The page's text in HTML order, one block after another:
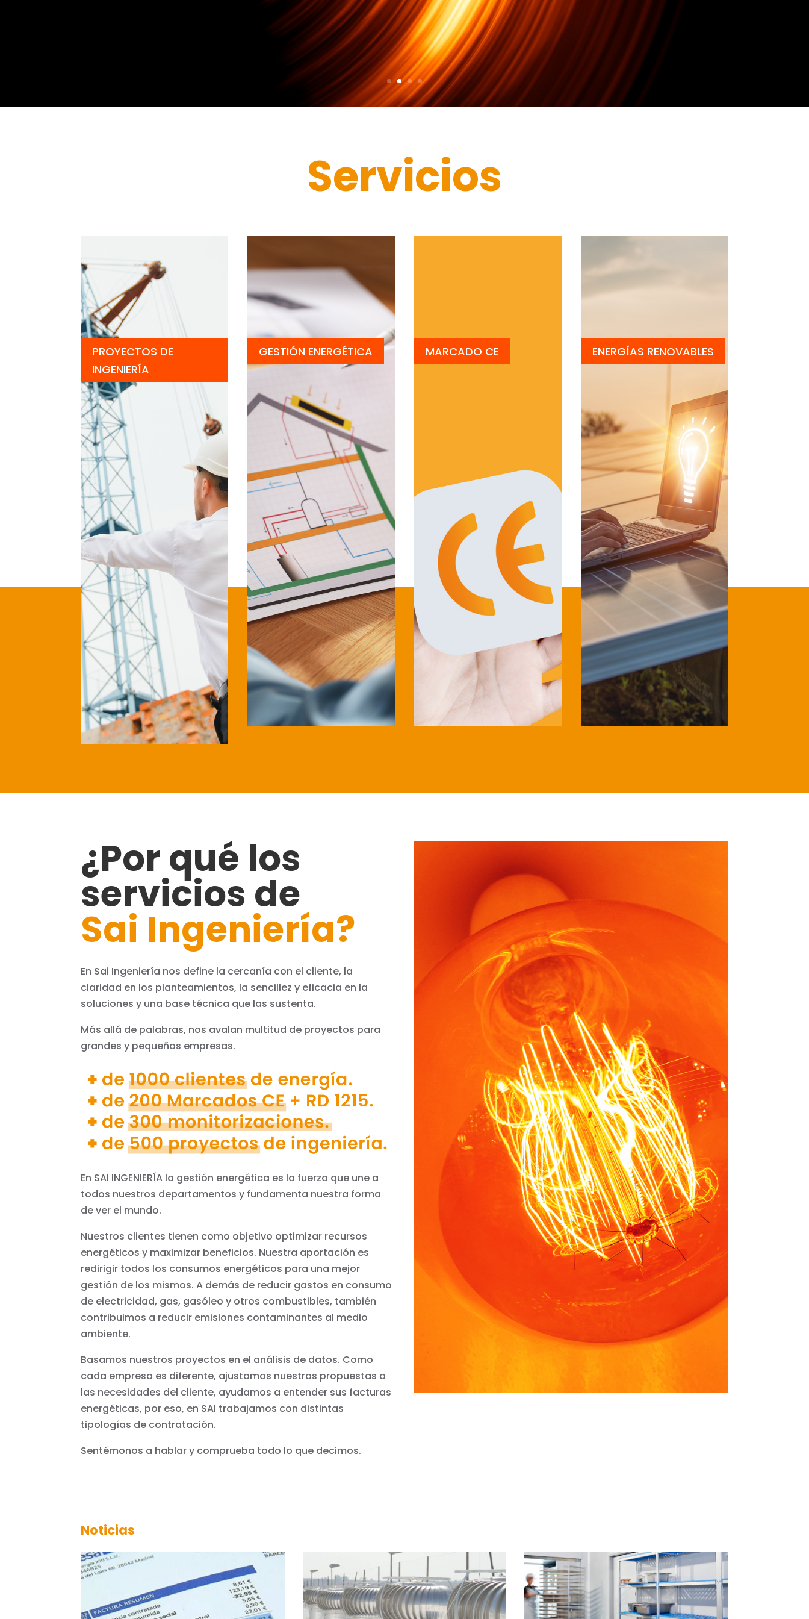
Servicios
PROYECTOS DE
INGENIERÍA
GESTIÓN ENERGÉTICA MARCADO CE ENERGÍAS RENOVABLES
¿Por qué los
servicios de
Sai Ingeniería?
En Sai Ingeniería nos define la cercanía con el cliente, la
claridad en los planteamientos, la sencillez y eficacia en la
soluciones y una base técnica que las sustenta.
Más allá de palabras, nos avalan multitud de proyectos para
grandes y pequeñas empresas.
En SAI INGENIERÍA la gestión energética es la fuerza que une a
todos nuestros departamentos y fundamenta nuestra forma
de ver el mundo.
Nuestros clientes tienen como objetivo optimizar recursos
energéticos y maximizar beneficios. Nuestra aportación es
redirigir todos los consumos energéticos para una mejor
gestión de los mismos. A demás de reducir gastos en consumo
de electricidad, gas, gasóleo y otros combustibles, también
contribuimos a reducir emisiones contaminantes al medio
ambiente.
Basamos nuestros proyectos en el análisis de datos. Como
cada empresa es diferente, ajustamos nuestras propuestas a
las necesidades del cliente, ayudamos a entender sus facturas
energéticas, por eso, en SAI trabajamos con distintas
tipologías de contratación.
Sentémonos a hablar y comprueba todo lo que decimos.
Noticias